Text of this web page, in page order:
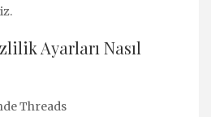
Ayarları Nasıl
Threads